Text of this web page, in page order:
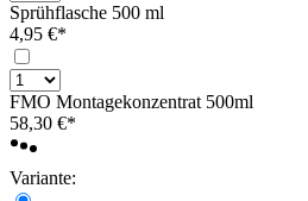
Sprühflasche 500 ml
4,95 €*
FMO Montagekonzentrat 500ml
58,30 €*
Variante: